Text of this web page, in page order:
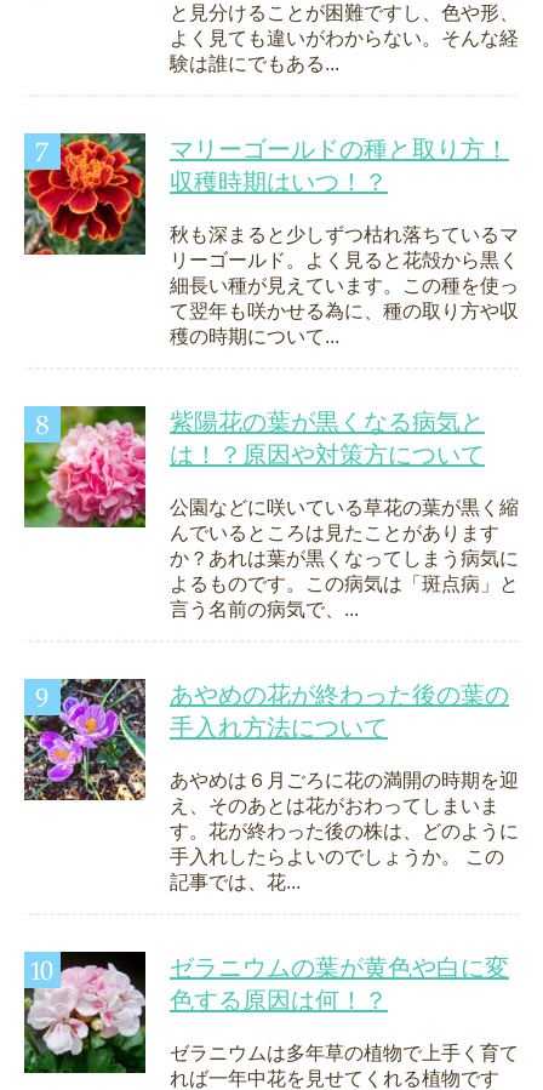
と見分けることが困難ですし、色や形、
よく見ても違いがわからない。そんな経
験は誰にでもある...
マリーゴールドの種と取り方！
収穫時期はいつ！？
秋も深まると少しずつ枯れ落ちているマ
リーゴールド。よく見ると花殻から黒く
細長い種が見えています。この種を使っ
て翌年も咲かせる為に、種の取り方や収
穫の時期について...
紫陽花の葉が黒くなる病気と
は！？原因や対策方について
公園などに咲いている草花の葉が黒く縮
んでいるところは見たことがあります
か？あれは葉が黒くなってしまう病気に
よるものです。この病気は「斑点病」と
言う名前の病気で、...
あやめの花が終わった後の葉の
手入れ方法について
あやめは６月ごろに花の満開の時期を迎
え、そのあとは花がおわってしまいま
す。花が終わった後の株は、どのように
手入れしたらよいのでしょうか。 この
記事では、花...
ゼラニウムの葉が黄色や白に変
色する原因は何！？
ゼラニウムは多年草の植物で上手く育て
れば一年中花を見せてくれる植物です